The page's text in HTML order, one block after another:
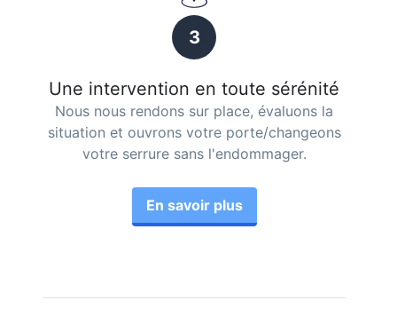
3
Une intervention en toute sérénité
Nous nous rendons sur place, évaluons la
situation et ouvrons votre porte/changeons
votre serrure sans l'endommager.
En savoir plus